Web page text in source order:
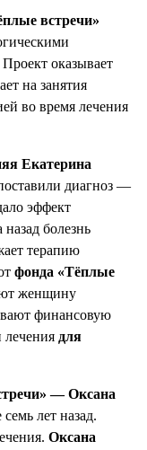
встречи»
оказывает
на занятия
во время лечения
Екатерина
диагноз —
эффект
болезнь
терапию
фонда «Тёплые
женщину
финансовую
лечения для
— Оксана
лет назад.
Оксана